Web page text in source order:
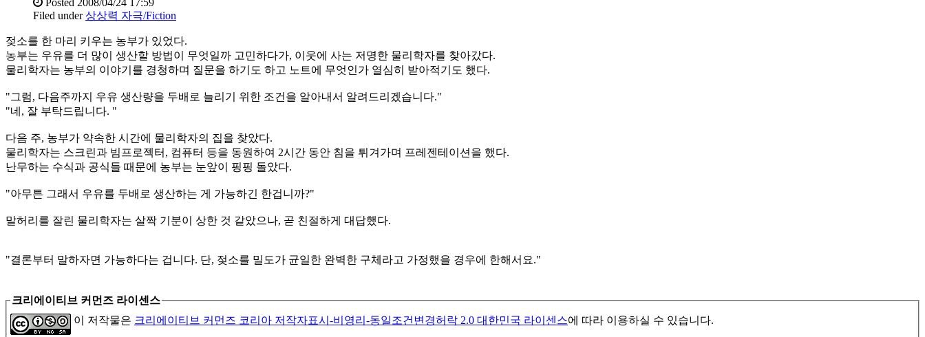
Filed under 상상력 자극/Fiction
젖소를 한 마리 키우는 농부가 있었다.
농부는 우유를 더 많이 생산할 방법이 무엇일까 고민하다가, 이웃에 사는 저명한 물리학자를 찾아갔다.
물리학자는 농부의 이야기를 경청하며 질문을 하기도 하고 노트에 무엇인가 열심히 받아적기도 했다.
"그럼, 다음주까지 우유 생산량을 두배로 늘리기 위한 조건을 알아내서 알려드리겠습니다."
"네, 잘 부탁드립니다. "
다음 주, 농부가 약속한 시간에 물리학자의 집을 찾았다.
물리학자는 스크린과 빔프로젝터, 컴퓨터 등을 동원하여 2시간 동안 침을 튀겨가며 프레젠테이션을 했다.
난무하는 수식과 공식들 때문에 농부는 눈앞이 핑핑 돌았다.
"아무튼 그래서 우유를 두배로 생산하는 게 가능하긴 한겁니까?"
말허리를 잘린 물리학자는 살짝 기분이 상한 것 같았으나, 곧 친절하게 대답했다.
"결론부터 말하자면 가능하다는 겁니다. 단, 젖소를 밀도가 균일한 완벽한 구체라고 가정했을 경우에 한해서요."
크리에이티브 커먼즈 라이센스
이 저작물은 크리에이티브 커먼즈 코리아 저작자표시-비영리-동일조건변경허락 2.0 대한민국 라이센스에 따라 이용하실 수 있습니다.